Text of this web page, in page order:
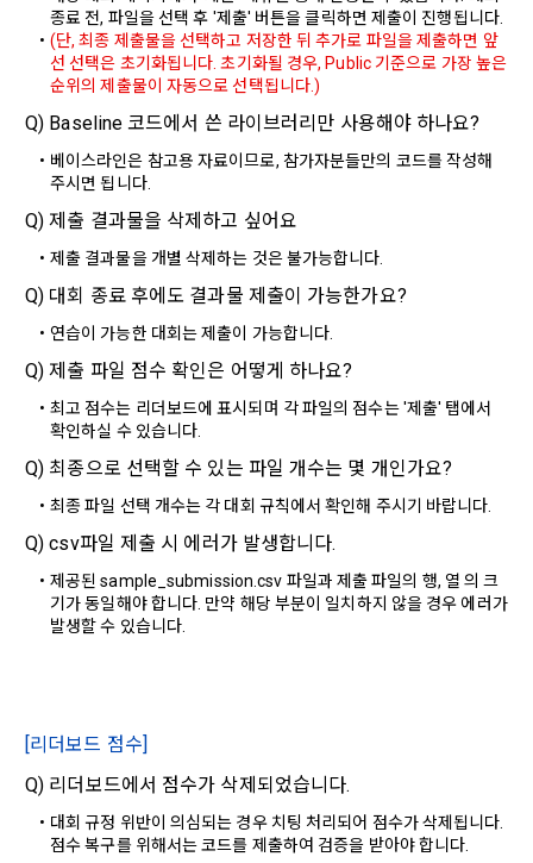
메일 인증 필요
[데이콘] 회원가입 인증메일
해커톤, AI해커톤, AI경진대회 등을 말한다.
8. “교육”이라 함은 “회사”가  제공하는 교육컨텐츠를 포함한 온
라인/오프라인 교육서비스를 말한다.
9. "아이디"라 함은 회원의 식별과 회원의 서비스 이용을 위하여
"회원"이 가입 시 사용한 이메일 주소를 말한다.
10. "비밀번호"라 함은 "회사"의 서비스를 이용하려는 사람이 아
이디를 부여받은 자와 동일인임을 확인하고 "회원"의 권익을 보
호하기 위하여 "회원"이 선정한 문자와 숫자의 조합 또는 이와
동일한 용도로 쓰이는 “사이트”에서 자동 생성된 인증코드를 말
한다.
제 3 조 (효력의 발생 및 변경)
본 약관은 온라인을 통하여 “회원”에게 공시함으로써 효력을 발
생한다.
1. "회사"는 이 약관의 내용과 상호, 영업소 소재지, 대표자의 성
면에 게시하거나 기타의 방법으로 "회원"에게 공지해야 한다.
2. "회사"는 약관의규제등에관한법률, 전기통신기본법, 전기통
신사업법, 정보통신망이용촉진등에관한법률, 전자상거래 등에
서의 소비자보호에 관한 법률, 전자문서 및 전자거래기본법, 전
자금융거래법, 전자서명법, 소비자기본법, 개인정보보호법 등
“별도약관”이 우선하여 적용된다.
4. “회사”의 영업상 중요한 사유 또는 관계 법령에 의한 변경사
유가 있을 때, 약관을 변경할 수 있으며, 약관을 개정할 경우에는
적용일자 및 개정사유를 명시하여 현행 약관과 함께 “회사” 홈페
이지의 공지게시판에 그 적용일자 7일 이전부터 적용일자 전일
를 수집하고 있으며, 다음 목적 이외의 용도로는 수집한 개인정
보를 이용하지 않습니다.
의에 대한 응답, 새로운 정보의 소개 및 고지사항 전달
산
본인인증, 채용정보 매칭 및 컨텐츠 제공을 위한 개인식별, 회원
간의 상호 연락, 구매 및 요금 결제, 물품 및 증빙발송, 부정 이용
3) 서비스 개발 및 마케팅ㆍ광고 활용
맞춤 서비스 제공, 서비스 안내 및 이용권유, 서비스 개선 및 신
따른 광고, 이벤트 정보 및 참여기회 제공
4) 고용 및 취업동향 파악을 위한 통계학적 분석, 서비스 고도화
를 위한 데이터 분석
1) 회원가입 시 수집하는 항목
필수 항목 : 아이디, 비밀번호, 이름, 닉네임, 이메일
종료 전, 파일을 선택 후 '제출' 버튼을 클릭하면 제출이 진행됩니다.
(단, 최종 제출물을 선택하고 저장한 뒤 추가로 파일을 제출하면 앞
선 선택은 초기화됩니다. 초기화될 경우, Public 기준으로 가장 높은
순위의 제출물이 자동으로 선택됩니다.)
Q) Baseline 코드에서 쓴 라이브러리만 사용해야 하나요?
베이스라인은 참고용 자료이므로, 참가자분들만의 코드를 작성해
주시면 됩니다.
Q) 제출 결과물을 삭제하고 싶어요
제출 결과물을 개별 삭제하는 것은 불가능합니다.
Q) 대회 종료 후에도 결과물 제출이 가능한가요?
연습이 가능한 대회는 제출이 가능합니다.
Q) 제출 파일 점수 확인은 어떻게 하나요?
최고 점수는 리더보드에 표시되며 각 파일의 점수는 '제출' 탭에서
확인하실 수 있습니다.
Q) 최종으로 선택할 수 있는 파일 개수는 몇 개인가요?
최종 파일 선택 개수는 각 대회 규칙에서 확인해 주시기 바랍니다.
Q) csv파일 제출 시 에러가 발생합니다.
제공된 sample_submission.csv 파일과 제출 파일의 행, 열 의 크
기가 동일해야 합니다. 만약 해당 부분이 일치하지 않을 경우 에러가
발생할 수 있습니다.
[리더보드 점수]
Q) 리더보드에서 점수가 삭제되었습니다.
대회 규정 위반이 의심되는 경우 치팅 처리되어 점수가 삭제됩니다.
점수 복구를 위해서는 코드를 제출하여 검증을 받아야 합니다.